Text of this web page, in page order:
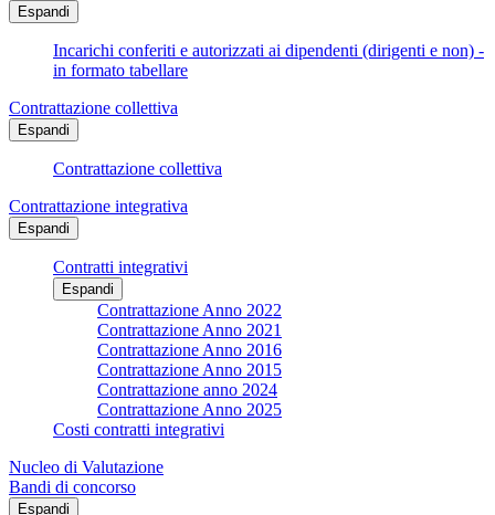
Espandi
Incarichi conferiti e autorizzati ai dipendenti (dirigenti e non) -
in formato tabellare
Contrattazione collettiva
Espandi
Contrattazione collettiva
Contrattazione integrativa
Espandi
Contratti integrativi
Espandi
Contrattazione Anno 2022
Contrattazione Anno 2021
Contrattazione Anno 2016
Contrattazione Anno 2015
Contrattazione anno 2024
Contrattazione Anno 2025
Costi contratti integrativi
Nucleo di Valutazione
Bandi di concorso
Espandi